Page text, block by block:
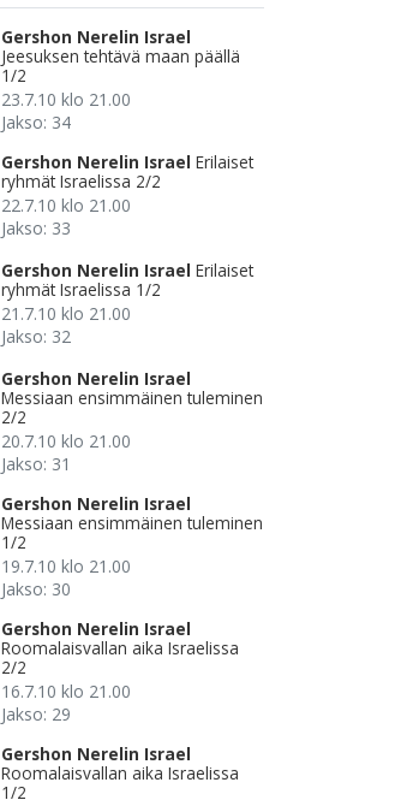
Gershon Nerelin Israel
Jeesuksen tehtävä maan päällä
1/2
23.7.10 klo 21.00
Jakso: 34
Gershon Nerelin Israel Erilaiset
ryhmät Israelissa 2/2
22.7.10 klo 21.00
Jakso: 33
Gershon Nerelin Israel Erilaiset
ryhmät Israelissa 1/2
21.7.10 klo 21.00
Jakso: 32
Gershon Nerelin Israel
Messiaan ensimmäinen tuleminen
2/2
20.7.10 klo 21.00
Jakso: 31
Gershon Nerelin Israel
Messiaan ensimmäinen tuleminen
1/2
19.7.10 klo 21.00
Jakso: 30
Gershon Nerelin Israel
Roomalaisvallan aika Israelissa
2/2
16.7.10 klo 21.00
Jakso: 29
Gershon Nerelin Israel
Roomalaisvallan aika Israelissa
1/2